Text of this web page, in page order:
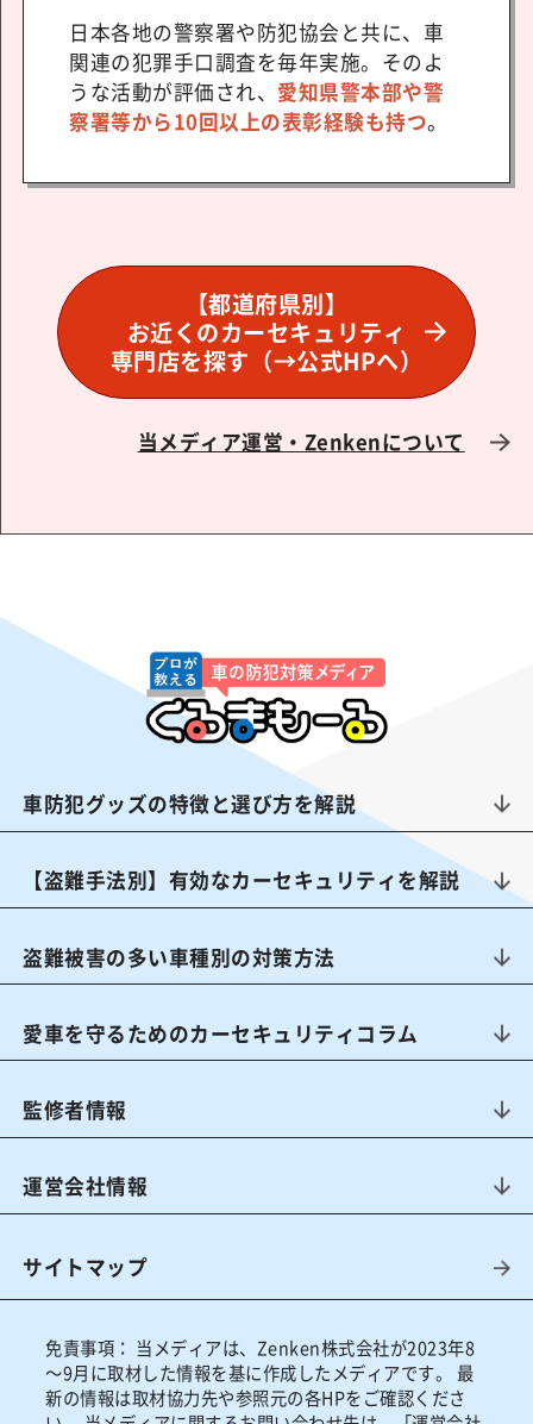
【都道府県別】
お近くのカーセキュリティ
専門店を探す （→公式HPへ）
当メディア運営・Zenkenについて
日本各地の警察署や防犯協会と共に、車
関連の犯罪手口調査を毎年実施。そのよ
うな活動が評価され、 愛知県警本部や警
察署等から10回以上の表彰経験も持つ。
車防犯グッズの特徴と選び方を解説
【盗難手法別】有効なカーセキュリティを解説
盗難被害の多い車種別の対策方法
愛車を守るためのカーセキュリティコラム
監修者情報
運営会社情報
サイトマップ
免責事項： 当メディアは、Zenken株式会社が2023年8
～9月に取材した情報を基に作成したメディアです。 最
新の情報は取材協力先や参照元の各HPをご確認くださ